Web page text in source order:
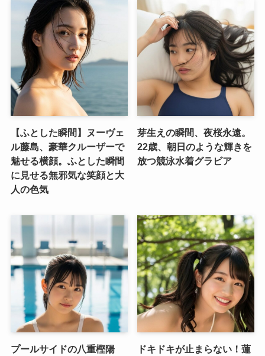
【ふとした瞬間】ヌーヴェ
ル藤島、豪華クルーザーで
魅せる横顔。ふとした瞬間
に見せる無邪気な笑顔と大
人の色気
芽生えの瞬間、夜桜永遠。
22歳、朝日のような輝きを
放つ競泳水着グラビア
プールサイドの八重樫陽
ドキドキが止まらない！蓮